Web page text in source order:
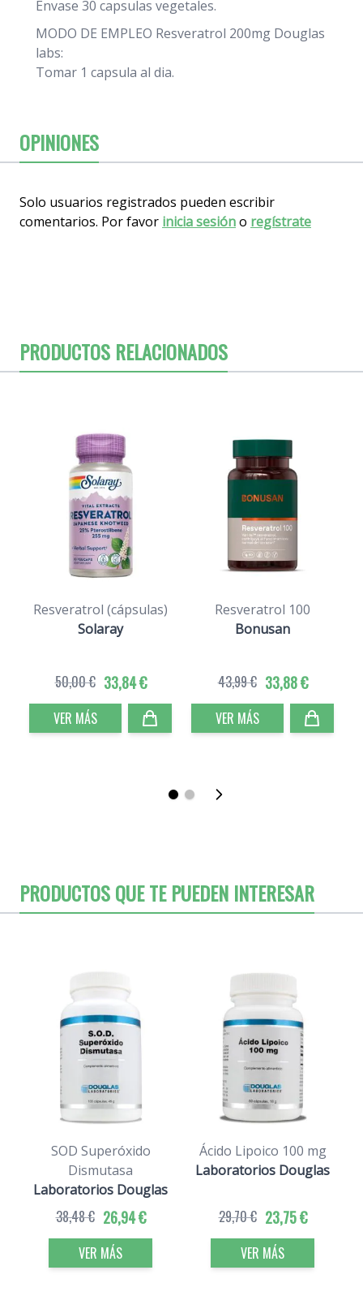
Envase 30 capsulas vegetales.
MODO DE EMPLEO Resveratrol 200mg Douglas
labs:
Tomar 1 capsula al dia.
OPINIONES
Solo usuarios registrados pueden escribir
comentarios. Por favor inicia sesióno regístrate
PRODUCTOS RELACIONADOS
Resveratrol (cápsulas)
Solaray
33,84 €
50,00 €
VER MÁS
Resveratrol 100
Bonusan
33,88 €
43,99 €
VER MÁS
PRODUCTOS QUE TE PUEDEN INTERESAR
SOD Superóxido
Dismutasa
Laboratorios Douglas
26,94 €
38,48 €
VER MÁS
Ácido Lipoico 100 mg
Laboratorios Douglas
23,75 €
29,70 €
VER MÁS